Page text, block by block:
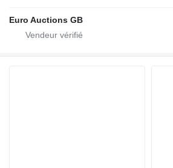
Euro Auctions GB